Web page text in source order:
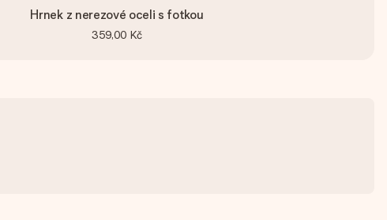
Hrnek z nerezové oceli s fotkou
359,00 Kč